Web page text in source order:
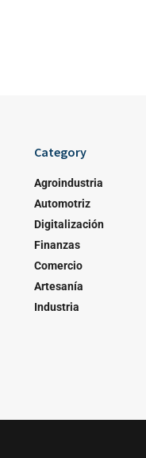
Category
Agroindustria
Automotriz
Digitalización
Finanzas
Comercio
Artesanía
Industria